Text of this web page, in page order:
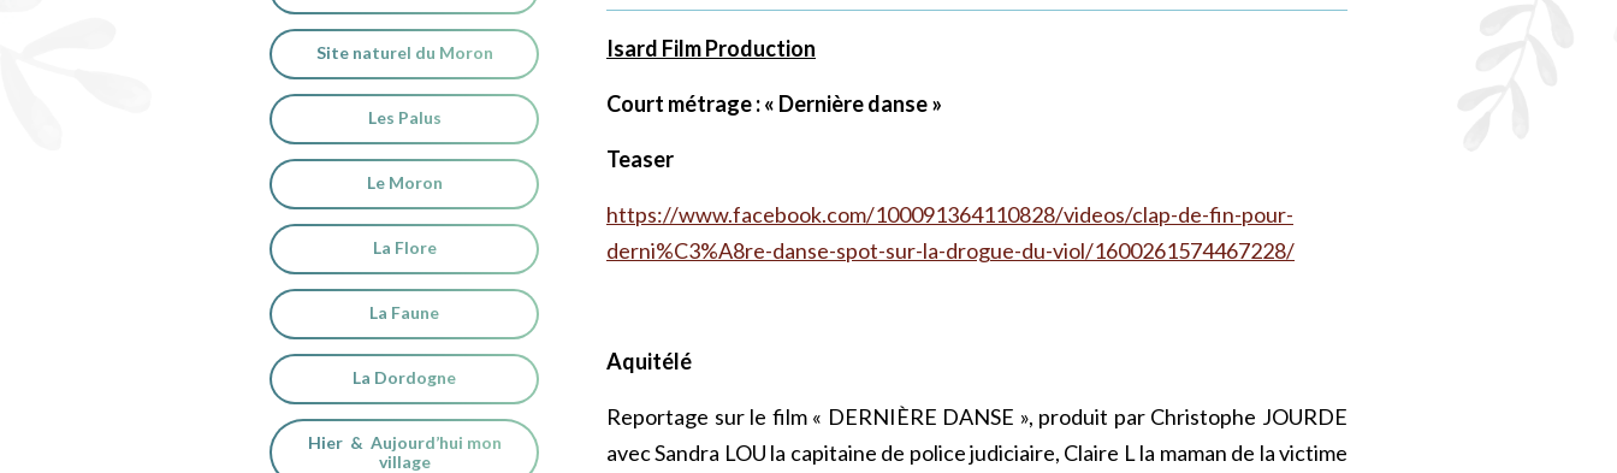
Site naturel du Moron
Les Palus
Le Moron
La Flore
La Faune
La Dordogne
Hier & Aujourd’hui mon
village
Isard Film Production
Court métrage : « Dernière danse »
Teaser
https://www.facebook.com/100091364110828/videos/clap-de-fin-pour-
derni%C3%A8re-danse-spot-sur-la-drogue-du-viol/1600261574467228/
Aquitélé
Reportage sur le film « DERNIÈRE DANSE », produit par Christophe JOURDE
avec Sandra LOU la capitaine de police judiciaire, Claire L la maman de la victime